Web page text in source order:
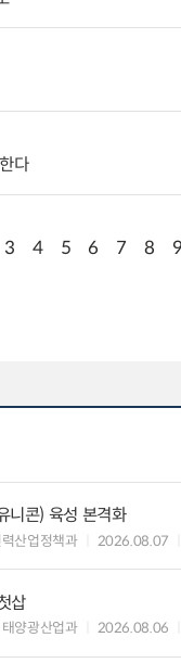
다
3 4 5 6 7 8 9
니콘) 육성 본격화
산업정책과 2026.08.07
삽
양광산업과 2026.08.06